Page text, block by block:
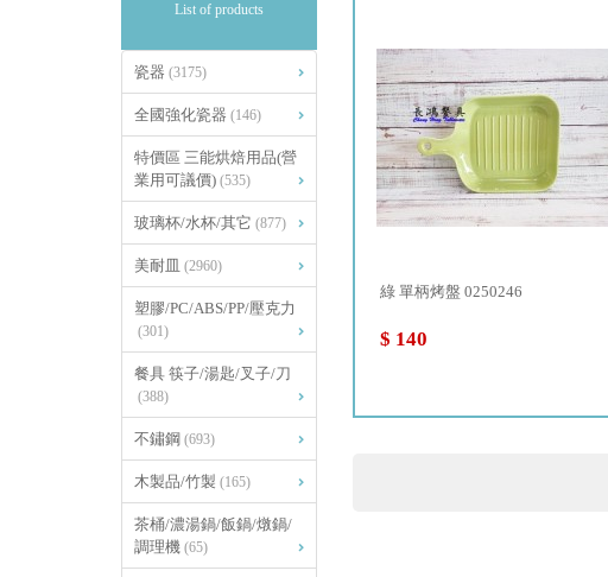
List of products
瓷器 (3175)
全國強化瓷器 (146)
特價區 三能烘焙用品(營
業用可議價) (535)
玻璃杯/水杯/其它 (877)
美耐皿 (2960)
塑膠/PC/ABS/PP/壓克力
(301)
餐具 筷子/湯匙/叉子/刀
(388)
不鏽鋼 (693)
木製品/竹製 (165)
茶桶/濃湯鍋/飯鍋/燉鍋/
調理機 (65)
雅竹動物形竹盤 帽子 093M95...
$ 270
綠 單柄烤盤 0250246
$ 140